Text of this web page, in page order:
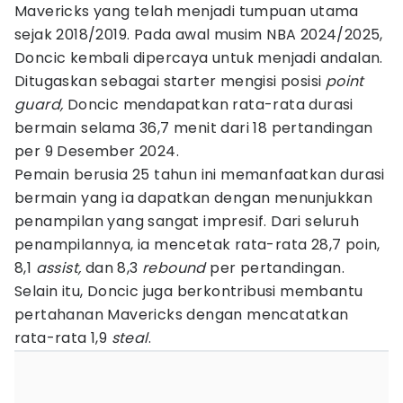
Mavericks yang telah menjadi tumpuan utama
sejak 2018/2019. Pada awal musim NBA 2024/2025,
Doncic kembali dipercaya untuk menjadi andalan.
Ditugaskan sebagai starter mengisi posisi point
guard, Doncic mendapatkan rata-rata durasi
bermain selama 36,7 menit dari 18 pertandingan
per 9 Desember 2024.
Pemain berusia 25 tahun ini memanfaatkan durasi
bermain yang ia dapatkan dengan menunjukkan
penampilan yang sangat impresif. Dari seluruh
penampilannya, ia mencetak rata-rata 28,7 poin,
8,1 assist, dan 8,3 reboundper pertandingan.
Selain itu, Doncic juga berkontribusi membantu
pertahanan Mavericks dengan mencatatkan
rata-rata 1,9 steal.